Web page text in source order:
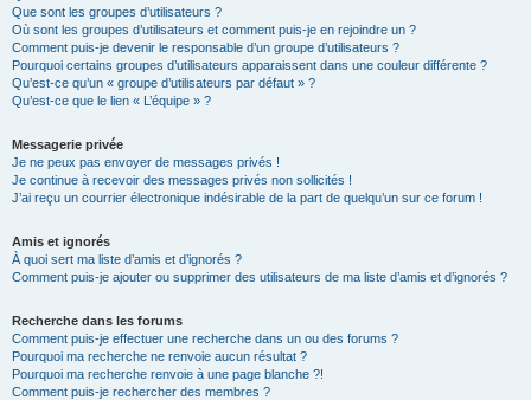
Que sont les groupes d’utilisateurs ?
Où sont les groupes d’utilisateurs et comment puis-je en rejoindre un ?
Comment puis-je devenir le responsable d’un groupe d’utilisateurs ?
Pourquoi certains groupes d’utilisateurs apparaissent dans une couleur différente ?
Qu’est-ce qu’un « groupe d’utilisateurs par défaut » ?
Qu’est-ce que le lien « L’équipe » ?
Messagerie privée
Je ne peux pas envoyer de messages privés !
Je continue à recevoir des messages privés non sollicités !
J’ai reçu un courrier électronique indésirable de la part de quelqu’un sur ce forum !
Amis et ignorés
À quoi sert ma liste d’amis et d’ignorés ?
Comment puis-je ajouter ou supprimer des utilisateurs de ma liste d’amis et d’ignorés ?
Recherche dans les forums
Comment puis-je effectuer une recherche dans un ou des forums ?
Pourquoi ma recherche ne renvoie aucun résultat ?
Pourquoi ma recherche renvoie à une page blanche ?!
Comment puis-je rechercher des membres ?